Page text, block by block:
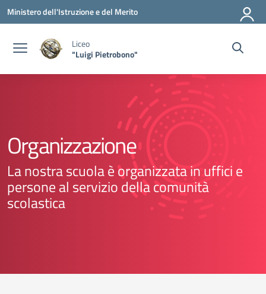
Vai ai contenuti
Vai al menu di navigazione
Vai al footer
Ministero dell'Istruzione e del Merito
Liceo
"Luigi Pietrobono"
Organizzazione
La nostra scuola è organizzata in uffici e
persone al servizio della comunità
scolastica